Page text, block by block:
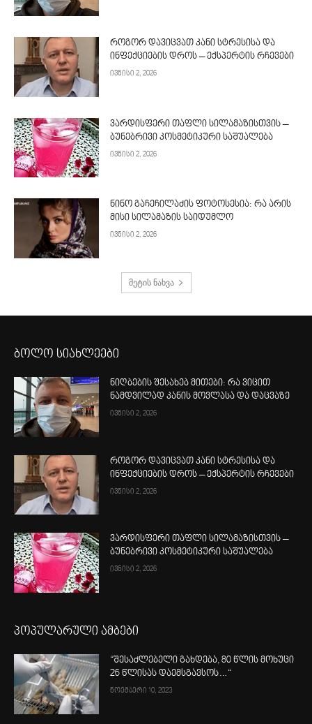
როგორ დავიცვათ კანი სტრესისა და
ინფექციების დროს – ექსპერტის რჩევები
ივნისი 2, 2026
ვარდისფერი თაფლი სილამაზისთვის –
ბუნებრივი კოსმეტიკური საშუალება
ივნისი 2, 2026
ნინო გაჩეჩილაძის ფოტოსესია: რა არის
მისი სილამაზის საიდუმლო
ივნისი 2, 2026
მეტის ნახვა
ბოლო სიახლეები
ნიღბების შესახებ მითები: რა ვიცით
ნამდვილად კანის მოვლასა და დაცვაზე
ივნისი 2, 2026
როგორ დავიცვათ კანი სტრესისა და
ინფექციების დროს – ექსპერტის რჩევები
ივნისი 2, 2026
ვარდისფერი თაფლი სილამაზისთვის –
ბუნებრივი კოსმეტიკური საშუალება
ივნისი 2, 2026
პოპულარული ამბები
“შესაძლებელი გახდება, 80 წლის მოხუცი
26 წლისას დაემსგავსოს…“
ნოემბერი 10, 2023